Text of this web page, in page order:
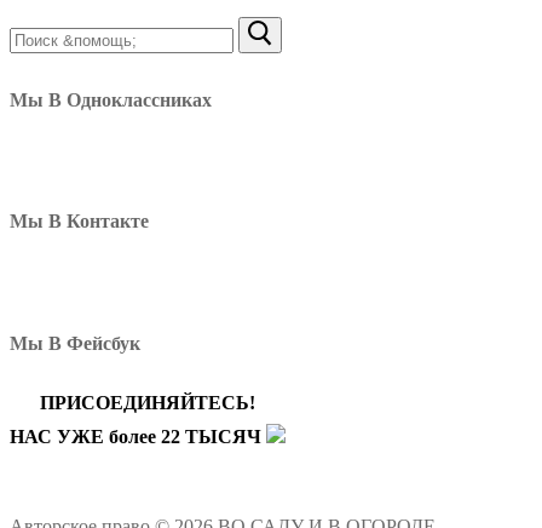
Найти:
Мы В Одноклассниках
Мы В Контакте
Мы В Фейсбук
ПРИСОЕДИНЯЙТЕСЬ!
НАС УЖЕ более 22 ТЫСЯЧ